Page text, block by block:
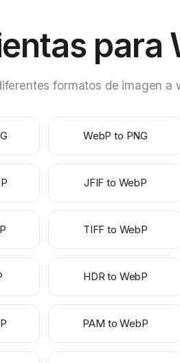
para
formatos de imagen
WebP to PNG
JFIF to WebP
TIFF to WebP
HDR to WebP
PAM to WebP